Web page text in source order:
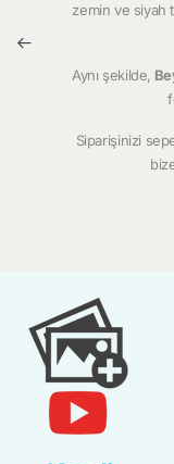
zemin ve siyah
Aynı şekilde,
Siparişinizi